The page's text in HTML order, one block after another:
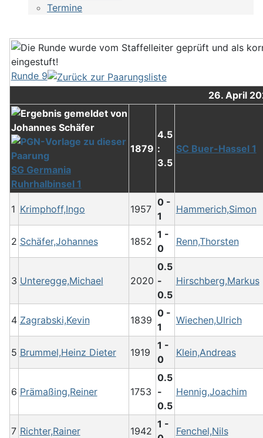
Termine
Runde 9
26. April
SG Germania
Ruhrhalbinsel 1
1879
4.5
:
3.5
SC Buer-Hassel 1
1 Krimphoff,Ingo 1957
0 -
1
Hammerich,Simon
2 Schäfer,Johannes 1852
1 -
0
Renn,Thorsten
3 Unteregge,Michael 2020
0.5
-
0.5
Hirschberg,Markus
4 Zagrabski,Kevin 1839
0 -
1
Wiechen,Ulrich
5 Brummel,Heinz Dieter 1919
1 -
0
Klein,Andreas
6 Prämaßing,Reiner 1753
0.5
-
0.5
Hennig,Joachim
7 Richter,Rainer 1942
1 -
Fenchel,Nils